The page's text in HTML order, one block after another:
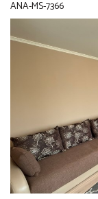
ANA-MS-7366